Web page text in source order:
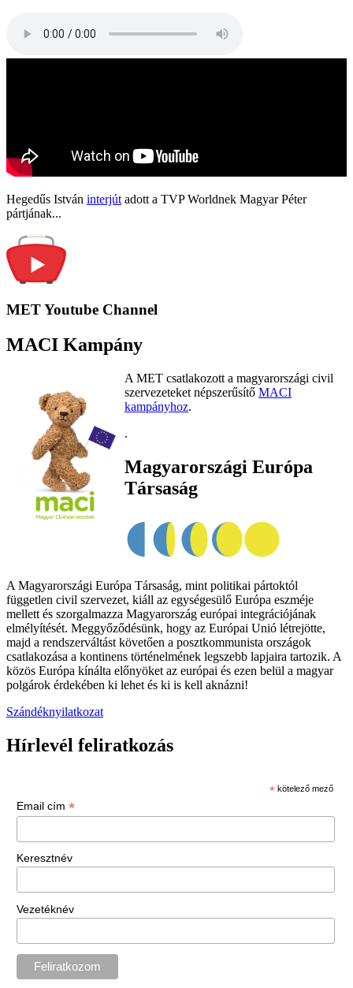
Hegedűs István interjút adott a TVP Worldnek Magyar Péter
pártjának...
MET Youtube Channel
MACI Kampány
A MET csatlakozott a magyarországi civil
szervezeteket népszerűsítő MACI
kampányhoz.
.
Magyarországi Európa
Társaság
A Magyarországi Európa Társaság, mint politikai pártoktól
független civil szervezet, kiáll az egységesülő Európa eszméje
mellett és szorgalmazza Magyarország európai integrációjának
elmélyítését. Meggyőződésünk, hogy az Európai Unió létrejötte,
majd a rendszerváltást követően a posztkommunista országok
csatlakozása a kontinens történelmének legszebb lapjaira tartozik. A
közös Európa kínálta előnyöket az európai és ezen belül a magyar
polgárok érdekében ki lehet és ki is kell aknázni!
Szándéknyilatkozat
Hírlevél feliratkozás
* kötelező mező
Email cím *
Keresztnév
Vezetéknév